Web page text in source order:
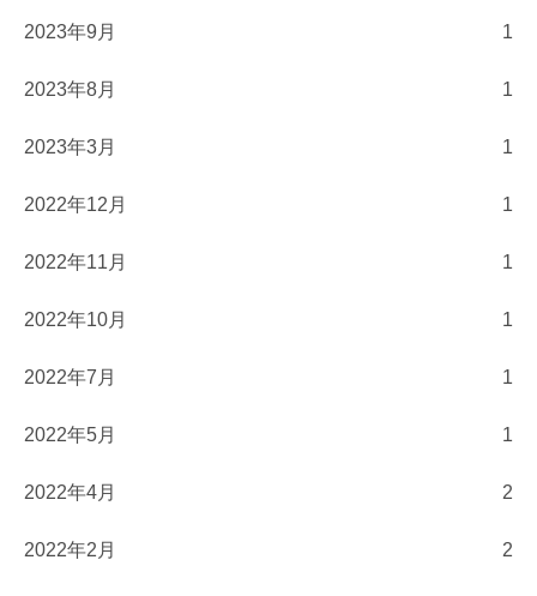
2023年9月 1
2023年8月 1
2023年3月 1
2022年12月 1
2022年11月 1
2022年10月 1
2022年7月 1
2022年5月 1
2022年4月 2
2022年2月 2